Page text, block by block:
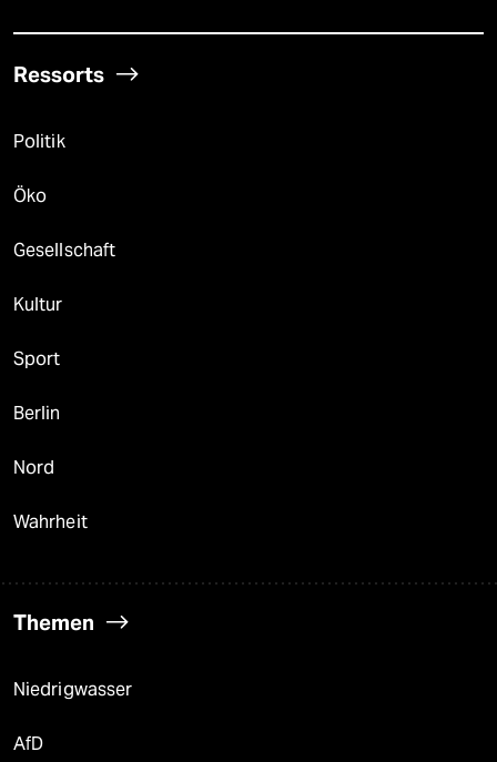
Ressorts
Politik
Öko
Gesellschaft
Kultur
Sport
Berlin
Nord
Wahrheit
Themen
Niedrigwasser
AfD